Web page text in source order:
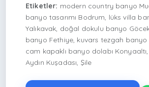
Etiketler: modern country banyo
banyo tasarımı Bodrum, lüks villa
Yalıkavak, doğal dokulu banyo
banyo Fethiye, kuvars tezgah
cam kapaklı banyo dolabı
Aydın Kuşadası, Şile